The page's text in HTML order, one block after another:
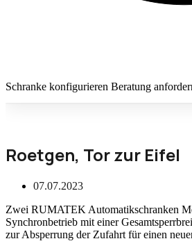
Schranke konfigurieren Beratung
Roetgen, Tor zur Eifel
07.07.2023
Zwei RUMATEK Automatikschranken
Synchronbetrieb mit einer
zur Absperrung der Zufahrt für einen